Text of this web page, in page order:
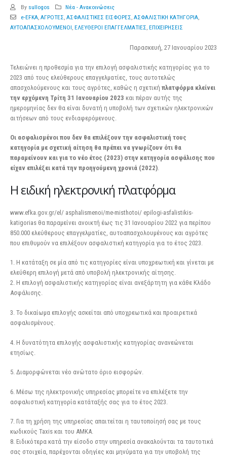
By sullogos
Νέα - Ανακοινώσεις
e-EFKA, ΑΓΡΟΤΕΣ, ΑΣΦΑΛΙΣΤΙΚΕΣ ΕΙΣΦΟΡΕΣ, ΑΣΦΑΛΙΣΤΙΚΗ ΚΑΤΗΓΟΡΙΑ,
ΑΥΤΟΑΠΑΣΧΟΛΟΥΜΕΝΟΙ, ΕΛΕΥΘΕΡΟΙ ΕΠΑΓΓΕΛΜΑΤΙΕΣ, ΕΠΙΧΕΙΡΗΣΕΙΣ
Παρασκευή, 27 Ιανουαρίου 2023
Τελειώνει η προθεσμία για την επιλογή ασφαλιστικής κατηγορίας για το
2023 από τους ελεύθερους επαγγελματίες, τους αυτοτελώς
απασχολούμενους και τους αγρότες, καθώς η σχετική πλατφόρμα κλείνει
την ερχόμενη Τρίτη 31 Ιανουαρίου 2023 και πέραν αυτής της
ημερομηνίας δεν θα είναι δυνατή η υποβολή των σχετικών ηλεκτρονικών
αιτήσεων από τους ενδιαφερόμενους.
Οι ασφαλισμένοι που δεν θα επιλέξουν την ασφαλιστική τους
κατηγορία με σχετική αίτηση θα πρέπει να γνωρίζουν ότι θα
παραμείνουν και για το νέο έτος (2023) στην κατηγορία ασφάλισης που
είχαν επιλέξει κατά την προηγούμενη χρονιά (2022).
Η ειδική ηλεκτρονική πλατφόρμα
www.efka.gov.gr/el/ asphalismenoi/me-misthotoi/ epilogi-asfalistikis-
katigorias θα παραμείνει ανοικτή έως τις 31 Ιανουαρίου 2022 για περίπου
850.000 ελεύθερους επαγγελματίες, αυτοαπασχολουμένους και αγρότες
που επιθυμούν να επιλέξουν ασφαλιστική κατηγορία για το έτος 2023.
1. Η κατάταξη σε μία από τις κατηγορίες είναι υποχρεωτική και γίνεται με
ελεύθερη επιλογή μετά από υποβολή ηλεκτρονικής αίτησης.
2. Η επιλογή ασφαλιστικής κατηγορίας είναι ανεξάρτητη για κάθε Κλάδο
Ασφάλισης.
3. Το δικαίωμα επιλογής ασκείται από υποχρεωτικά και προαιρετικά
ασφαλισμένους.
4. Η δυνατότητα επιλογής ασφαλιστικής κατηγορίας ανανεώνεται
ετησίως.
5. Διαμορφώνεται νέο ανώτατο όριο εισφορών.
6. Μέσω της ηλεκτρονικής υπηρεσίας μπορείτε να επιλέξετε την
ασφαλιστική κατηγορία κατάταξής σας για το έτος 2023.
7. Για τη χρήση της υπηρεσίας απαιτείται η ταυτοποίησή σας με τους
κωδικούς Taxis και του ΑΜΚΑ.
8. Ειδικότερα κατά την είσοδο στην υπηρεσία ανακαλούνται τα ταυτοτικά
σας στοιχεία, παρέχονται οδηγίες και μηνύματα για την υποβολή της